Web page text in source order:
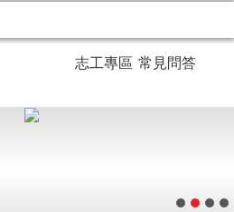
志工專區 常見問答